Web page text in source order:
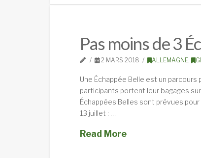
Pas moins de 3
2 MARS 2018 ALLEMAGNE,
Une Échappée Belle est un parcours
participants portent leur bagages
Échappées Belles sont prévues
13 juillet : …
Read More